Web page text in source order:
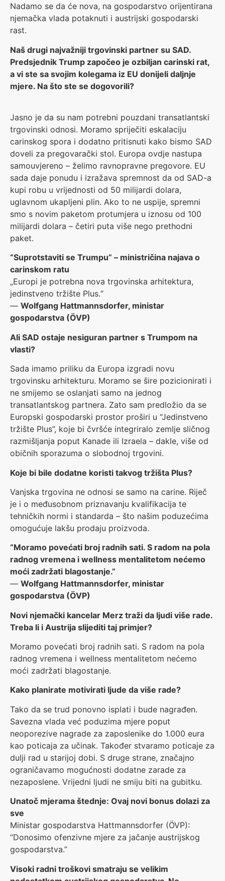
Nadamo se da će nova, na gospodarstvo orijentirana
njemačka vlada potaknuti i austrijski gospodarski
rast.
Naš drugi najvažniji trgovinski partner su SAD.
Predsjednik Trump započeo je ozbiljan carinski rat,
a vi ste sa svojim kolegama iz EU donijeli daljnje
mjere. Na što ste se dogovorili?
Jasno je da su nam potrebni pouzdani transatlantski
trgovinski odnosi. Moramo spriječiti eskalaciju
carinskog spora i dodatno pritisnuti kako bismo SAD
doveli za pregovarački stol. Europa ovdje nastupa
samouvjereno – želimo ravnopravne pregovore. EU
sada daje ponudu i izražava spremnost da od SAD-a
kupi robu u vrijednosti od 50 milijardi dolara,
uglavnom ukapljeni plin. Ako to ne uspije, spremni
smo s novim paketom protumjera u iznosu od 100
milijardi dolara – četiri puta više nego prethodni
paket.
“Suprotstaviti se Trumpu” – ministričina najava o
carinskom ratu
„Europi je potrebna nova trgovinska arhitektura,
jedinstveno tržište Plus.“
— Wolfgang Hattmannsdorfer, ministar
gospodarstva (ÖVP)
Ali SAD ostaje nesiguran partner s Trumpom na
vlasti?
Sada imamo priliku da Europa izgradi novu
trgovinsku arhitekturu. Moramo se šire pozicionirati i
ne smijemo se oslanjati samo na jednog
transatlantskog partnera. Zato sam predložio da se
Europski gospodarski prostor proširi u “Jedinstveno
tržište Plus”, koje bi čvršće integriralo zemlje sličnog
razmišljanja poput Kanade ili Izraela – dakle, više od
običnih sporazuma o slobodnoj trgovini.
Koje bi bile dodatne koristi takvog tržišta Plus?
Vanjska trgovina ne odnosi se samo na carine. Riječ
je i o međusobnom priznavanju kvalifikacija te
tehničkih normi i standarda – što našim poduzećima
omogućuje lakšu prodaju proizvoda.
“Moramo povećati broj radnih sati. S radom na pola
radnog vremena i wellness mentalitetom nećemo
moći zadržati blagostanje.”
— Wolfgang Hattmannsdorfer, ministar
gospodarstva (ÖVP)
Novi njemački kancelar Merz traži da ljudi više rade.
Treba li i Austrija slijediti taj primjer?
Moramo povećati broj radnih sati. S radom na pola
radnog vremena i wellness mentalitetom nećemo
moći zadržati blagostanje.
Kako planirate motivirati ljude da više rade?
Tako da se trud ponovno isplati i bude nagrađen.
Savezna vlada već poduzima mjere poput
neoporezive nagrade za zaposlenike do 1.000 eura
kao poticaja za učinak. Također stvaramo poticaje za
dulji rad u starijoj dobi. S druge strane, značajno
ograničavamo mogućnosti dodatne zarade za
nezaposlene. Vrijedni ljudi ne smiju biti na gubitku.
Unatoč mjerama štednje: Ovaj novi bonus dolazi za
sve
Ministar gospodarstva Hattmannsdorfer (ÖVP):
“Donosimo ofenzivne mjere za jačanje austrijskog
gospodarstva.”
Visoki radni troškovi smatraju se velikim